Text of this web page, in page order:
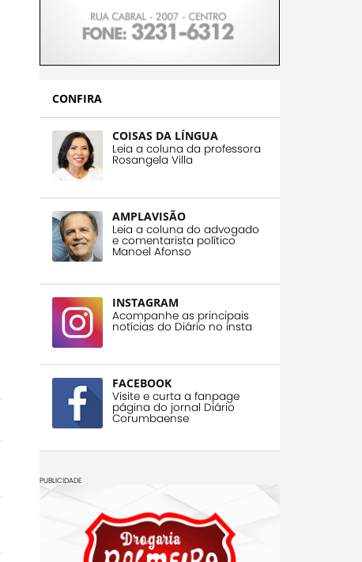
CONFIRA
COISAS DA LÍNGUA
Leia a coluna da professora
Rosangela Villa
AMPLAVISÃO
Leia a coluna do advogado
e comentarista político
Manoel Afonso
INSTAGRAM
Acompanhe as principais
notícias do Diário no insta
FACEBOOK
Visite e curta a fanpage
página do jornal Diário
Corumbaense
PUBLICIDADE